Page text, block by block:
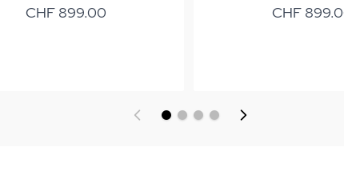
CHF 899.00
CHF